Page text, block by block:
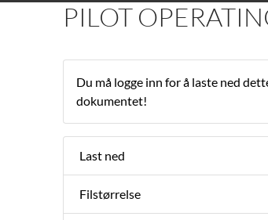
PILOT
Du må logge inn for å laste ned
dokumentet!
Last ned
Filstørrelse